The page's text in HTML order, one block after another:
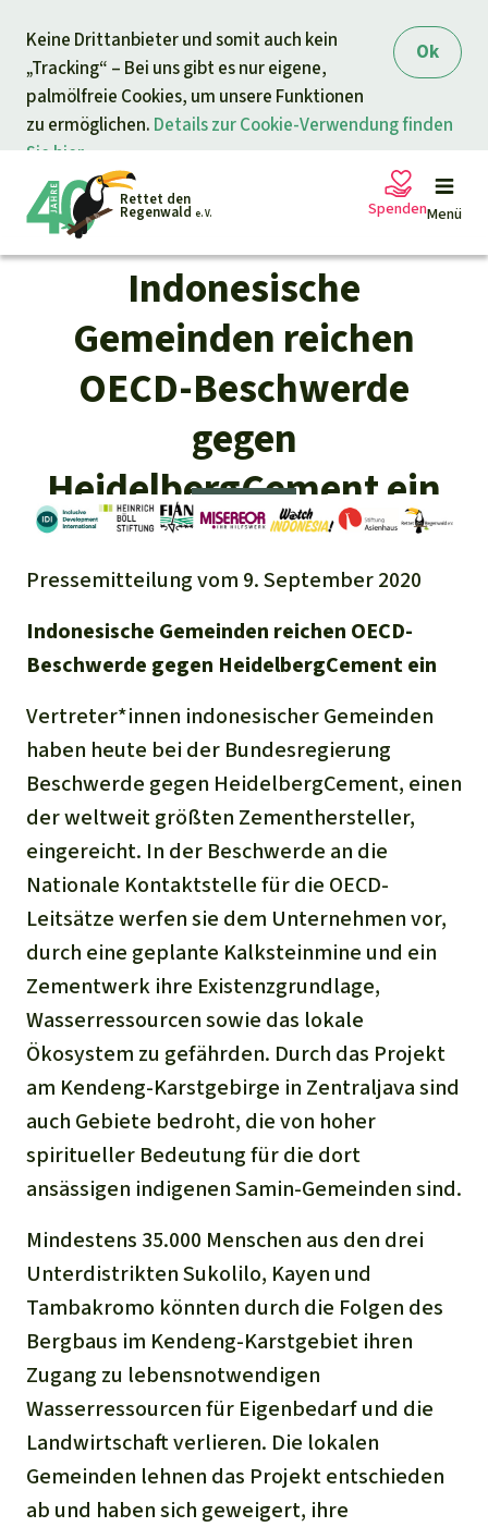
Ok
Keine Drittanbieter und somit auch kein
„Tracking“ – Bei uns gibt es nur eigene,
palmölfreie Cookies, um unsere Funktionen
zu ermöglichen. Details zur Cookie-Verwendung finden
Sie hier.
Rettet den
Regenwald e. V. Menü
Petitionen
Projekte
rmieren
Aktuelles
Erfolge
Alle News
Kids
Newsletter­anmeldung
Der Regenwald
Biodiversität
Schutzgebiete
Palmöl
Biokraftstoff
Tropenholz
Aluminium
Gold
Fleisch und Soja
Landraub
Wilderei
Staudämme
Straßen
Zement und Beton
Aktuelle Ausgabe
01/2026
04/2025
03/2025
02/2025
01/2025
Ältere Ausgaben
Erfolge
Shop
Überuns
Der Verein
40 Jahre Vereins­geschichte
Häufige Fragen
Jahresberichte
Stiftung
Kontakt
Transparenz
Medien
Presse
Presse-Echo
Widget einbinden
Banner einbinden
Freianzeigen
Suche
Deutsch
English
Español
Français
Italiano
Português
Indonesia
Spenden
Ihre Spende hilft
Allgemeine Spende
Dringender Spendenaufruf
Regenwald-Urkunden
Regenwald e. V.
DE11 4306 0967 2025 054100
GENODEM1GLS
GLS Bank
IBAN kopieren
Spenden für ein Thema
Tierschutz
Waldschutz
Schutz von Indigenen
Spenden für eine Region
Südostasien
Afrika
Lateinamerika
Indonesische
Gemeinden reichen
OECD-Beschwerde
gegen
HeidelbergCement ein
Pressemitteilung vom 9. September 2020
Indonesische Gemeinden reichen OECD-
Beschwerde gegen HeidelbergCement ein
Vertreter*innen indonesischer Gemeinden
haben heute bei der Bundesregierung
Beschwerde gegen HeidelbergCement, einen
der weltweit größten Zementhersteller,
eingereicht. In der Beschwerde an die
Nationale Kontaktstelle für die OECD-
Leitsätze werfen sie dem Unternehmen vor,
durch eine geplante Kalksteinmine und ein
Zementwerk ihre Existenzgrundlage,
Wasserressourcen sowie das lokale
Ökosystem zu gefährden. Durch das Projekt
am Kendeng-Karstgebirge in Zentraljava sind
auch Gebiete bedroht, die von hoher
spiritueller Bedeutung für die dort
ansässigen indigenen Samin-Gemeinden sind.
Mindestens 35.000 Menschen aus den drei
Unterdistrikten Sukolilo, Kayen und
Tambakromo könnten durch die Folgen des
Bergbaus im Kendeng-Karstgebiet ihren
Zugang zu lebensnotwendigen
Wasserressourcen für Eigenbedarf und die
Landwirtschaft verlieren. Die lokalen
Gemeinden lehnen das Projekt entschieden
ab und haben sich geweigert, ihre